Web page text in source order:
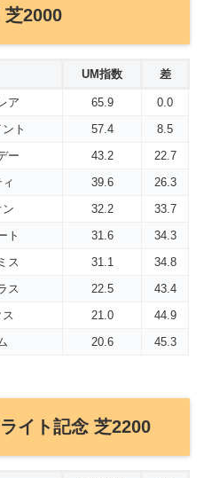
芝2000
UM指数 差
ア 65.9
0.0
ト 57.4
8.5
ー 43.2
22.7
39.6
26.3
32.2
33.7
ト 31.6
34.3
ス 31.1
34.8
ス 22.5
43.4
21.0
44.9
20.6 45.3
イト記念 芝2200